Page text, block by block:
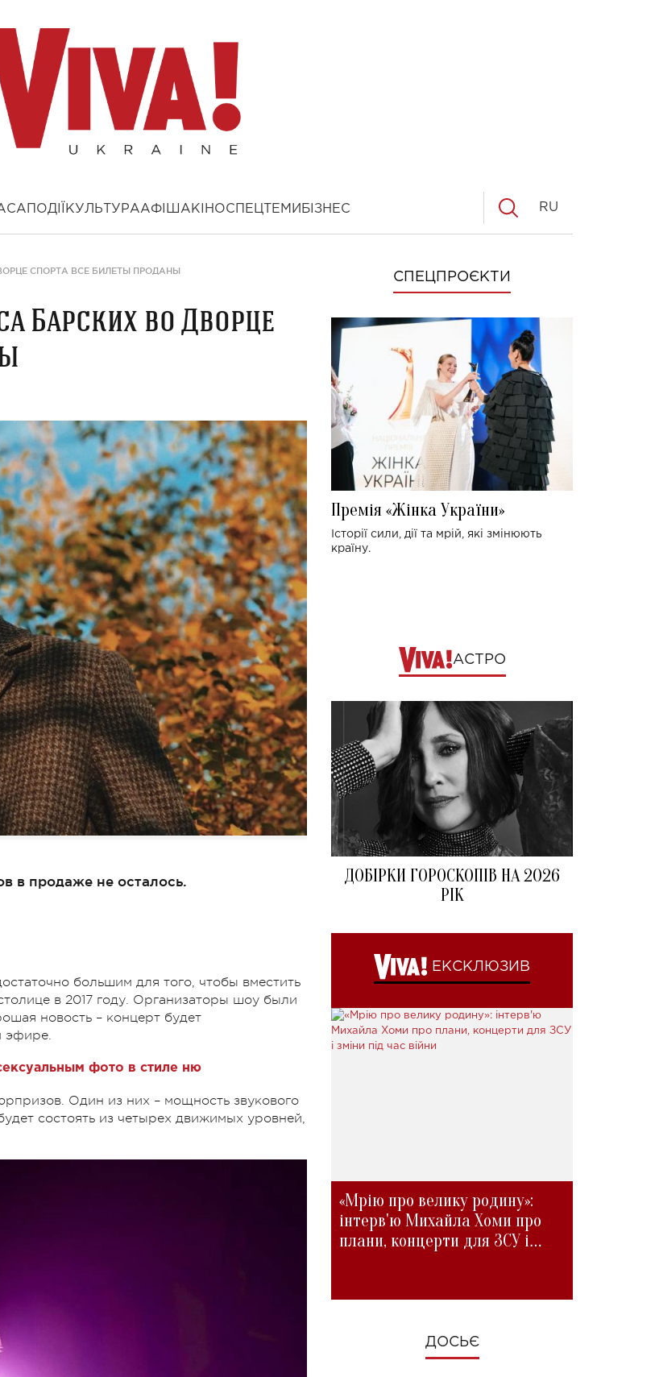
ПОДІЇ КУЛЬТУРААФІША КІНОСПЕЦТЕМИ БІЗНЕС RU
СПОРТА ВСЕ БИЛЕТЫ ПРОДАНЫ
Барских во Дворце
в продаже не осталось.
большим для того, чтобы вместить
в 2017 году. Организаторы шоу были
новость – концерт будет
эфире.
фото в стиле ню
Один из них – мощность звукового
состоять из четырех движимых уровней,
СПЕЦПРОЄКТИ
Премія «Жінка України»
Історії сили, дії та мрій, які змінюють
країну.
АСТРО
ДОБІРКИ ГОРОСКОПІВ НА 2026
РІК
ЕКСКЛЮЗИВ
«Мрію про велику родину»:
інтерв'ю Михайла Хоми про
плани, концерти для ЗСУ і
ДОСЬЄ